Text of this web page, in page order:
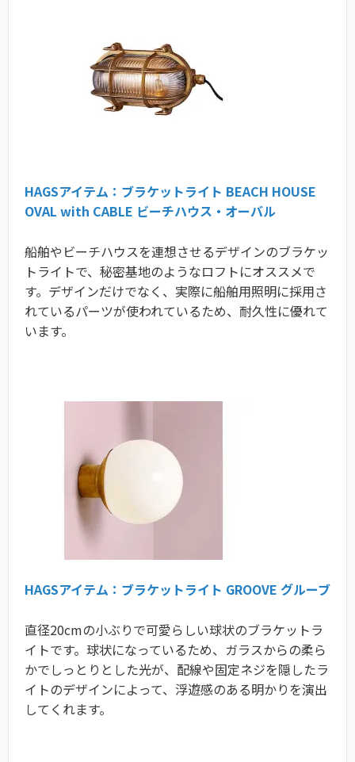
HAGSアイテム：ブラケットライト BEACH HOUSE
OVAL with CABLE ビーチハウス・オーバル
船舶やビーチハウスを連想させるデザインのブラケッ
トライトで、秘密基地のようなロフトにオススメで
す。デザインだけでなく、実際に船舶用照明に採用さ
れているパーツが使われているため、耐久性に優れて
います。
HAGSアイテム：ブラケットライト GROOVE グルーブ
直径20cmの小ぶりで可愛らしい球状のブラケットラ
イトです。球状になっているため、ガラスからの柔ら
かでしっとりとした光が、配線や固定ネジを隠したラ
イトのデザインによって、浮遊感のある明かりを演出
してくれます。